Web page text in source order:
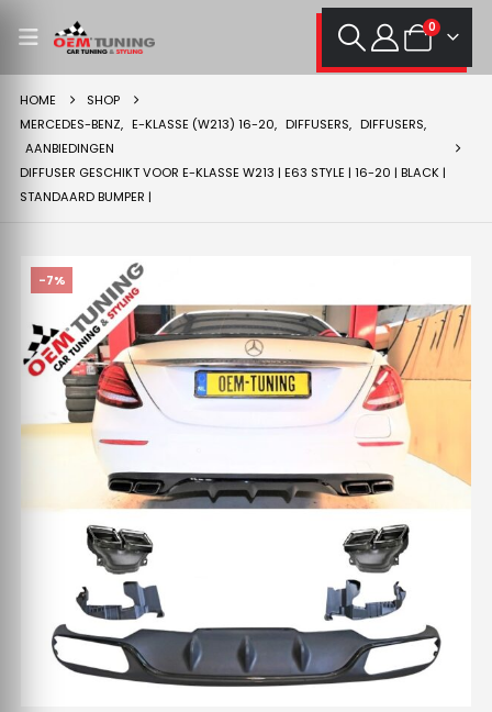
0
HOME
SHOP
MERCEDES-BENZ, E-KLASSE (W213) 16-20, DIFFUSERS, DIFFUSERS,
AANBIEDINGEN
DIFFUSER GESCHIKT VOOR E-KLASSE W213 | E63 STYLE | 16-20 | BLACK |
STANDAARD BUMPER |
-7%